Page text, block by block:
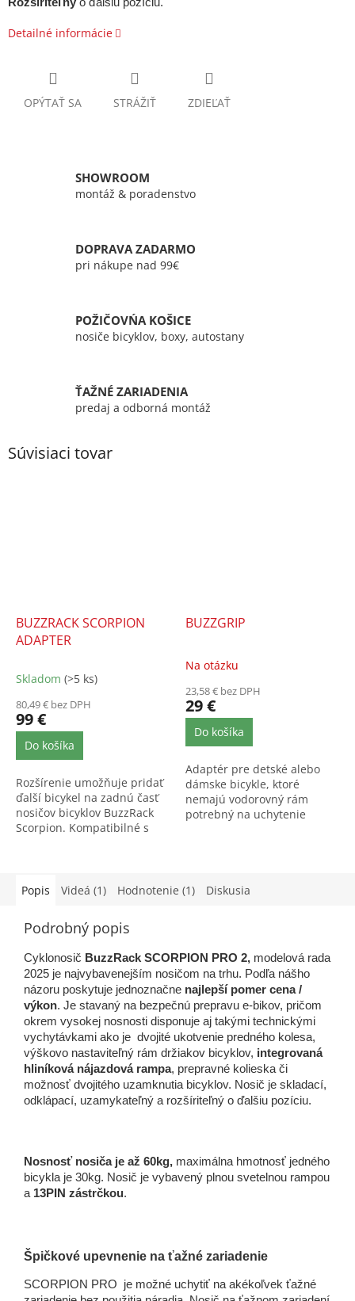
Rozšíriteľný o ďalšiu pozíciu.
Detailné informácie
OPÝTAŤ SA STRÁŽIŤ ZDIEĽAŤ
SHOWROOM
montáž & poradenstvo
DOPRAVA ZADARMO
pri nákupe nad 99€
POŽIČOVŃA KOŠICE
nosiče bicyklov, boxy, autostany
ŤAŽNÉ ZARIADENIA
predaj a odborná montáž
Súvisiaci tovar
BUZZRACK SCORPION
ADAPTER
Skladom (>5 ks)
80,49 € bez DPH
99 €
Do košíka
Rozšírenie umožňuje pridať
ďalší bicykel na zadnú časť
nosičov bicyklov BuzzRack
Scorpion. Kompatibilné s
BUZZGRIP
Priemerné
produktu
je
5,0
hviezdičiek.
Na otázku
23,58 € bez DPH
29 €
Do košíka
Adaptér pre detské alebo
dámske bicykle, ktoré
nemajú vodorovný rám
potrebný na uchytenie
Popis Videá (1) Hodnotenie (1) Diskusia
Podrobný popis
Cyklonosič BuzzRack SCORPION PRO 2, modelová rada
2025 je najvybavenejším nosičom na trhu. Podľa nášho
názoru poskytuje jednoznačne najlepší pomer cena /
výkon. Je stavaný na bezpečnú prepravu e-bikov, pričom
okrem vysokej nosnosti disponuje aj takými technickými
vychytávkami ako je dvojité ukotvenie predného kolesa,
výškovo nastaviteľný rám držiakov bicyklov, integrovaná
hliníková nájazdová rampa, prepravné kolieska či
možnosť dvojitého uzamknutia bicyklov. Nosič je skladací,
odklápací, uzamykateľný a rozšíriteľný o ďalšiu pozíciu.
Nosnosť nosiča je až 60kg, maximálna hmotnosť jedného
bicykla je 30kg. Nosič je vybavený plnou svetelnou rampou
a 13PIN zástrčkou.
Špičkové upevnenie na ťažné zariadenie
SCORPION PRO je možné uchytiť na akékoľvek ťažné